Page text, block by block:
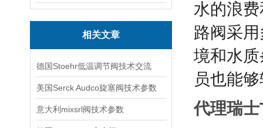
相关文章
德国Stoehr低温调节阀技术交流
美国Serck Audco旋塞阀技术参数
意大利mixsrl阀技术参数
水的浪
路阀采
境和水
员也能
代理瑞